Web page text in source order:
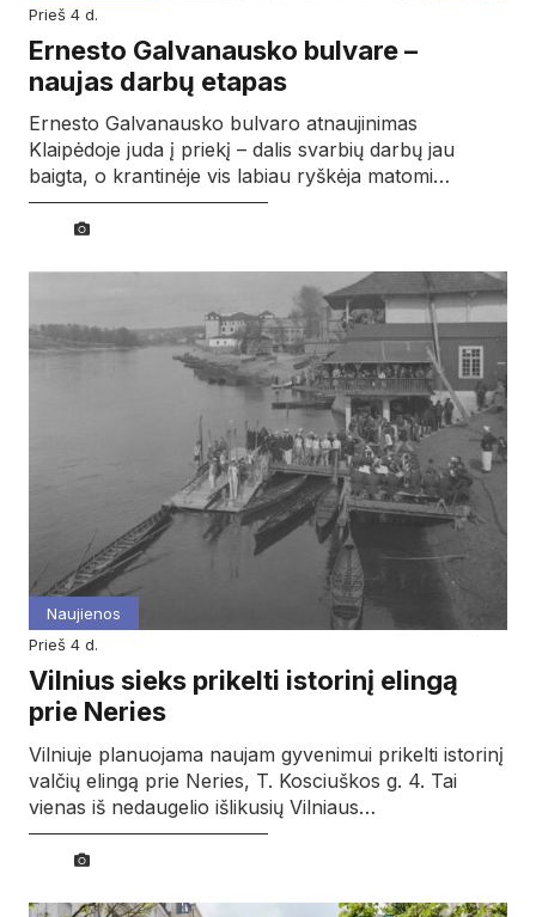
prieš 4 d.
Ernesto Galvanausko bulvare –
naujas darbų etapas
Ernesto Galvanausko bulvaro atnaujinimas
Klaipėdoje juda į priekį – dalis svarbių darbų jau
baigta, o krantinėje vis labiau ryškėja matomi…
Naujienos
prieš 4 d.
Vilnius sieks prikelti istorinį elingą
prie Neries
Vilniuje planuojama naujam gyvenimui prikelti istorinį
valčių elingą prie Neries, T. Kosciuškos g. 4. Tai
vienas iš nedaugelio išlikusių Vilniaus…